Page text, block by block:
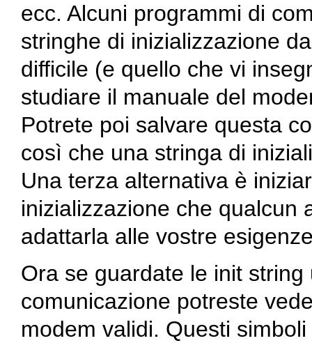
ecc. Alcuni programmi di
stringhe di inizializzazione
difficile (e quello che vi
studiare il manuale del
Potrete poi salvare questa
così che una stringa di
Una terza alternativa è
inizializzazione che qualcun
adattarla alle vostre
Ora se guardate le init
comunicazione potreste
modem validi. Questi